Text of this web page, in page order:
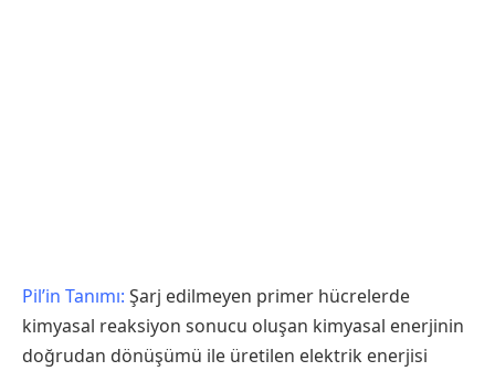
Pil’in Tanımı: Şarj edilmeyen primer hücrelerde
kimyasal reaksiyon sonucu oluşan kimyasal enerjinin
doğrudan dönüşümü ile üretilen elektrik enerjisi